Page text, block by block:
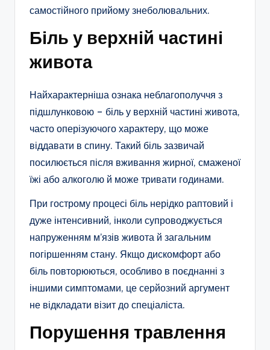
самостійного прийому знеболювальних.​
Біль у верхній частині
живота
Найхарактерніша ознака неблагополуччя з
підшлунковою – біль у верхній частині живота,
часто оперізуючого характеру, що може
віддавати в спину. Такий біль зазвичай
посилюється після вживання жирної, смаженої
їжі або алкоголю й може тривати годинами.​
При гострому процесі біль нерідко раптовий і
дуже інтенсивний, інколи супроводжується
напруженням м’язів живота й загальним
погіршенням стану. Якщо дискомфорт або
біль повторюються, особливо в поєднанні з
іншими симптомами, це серйозний аргумент
не відкладати візит до спеціаліста.​
Порушення травлення